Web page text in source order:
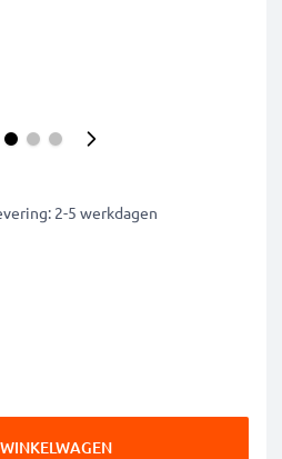
2-5 werkdagen